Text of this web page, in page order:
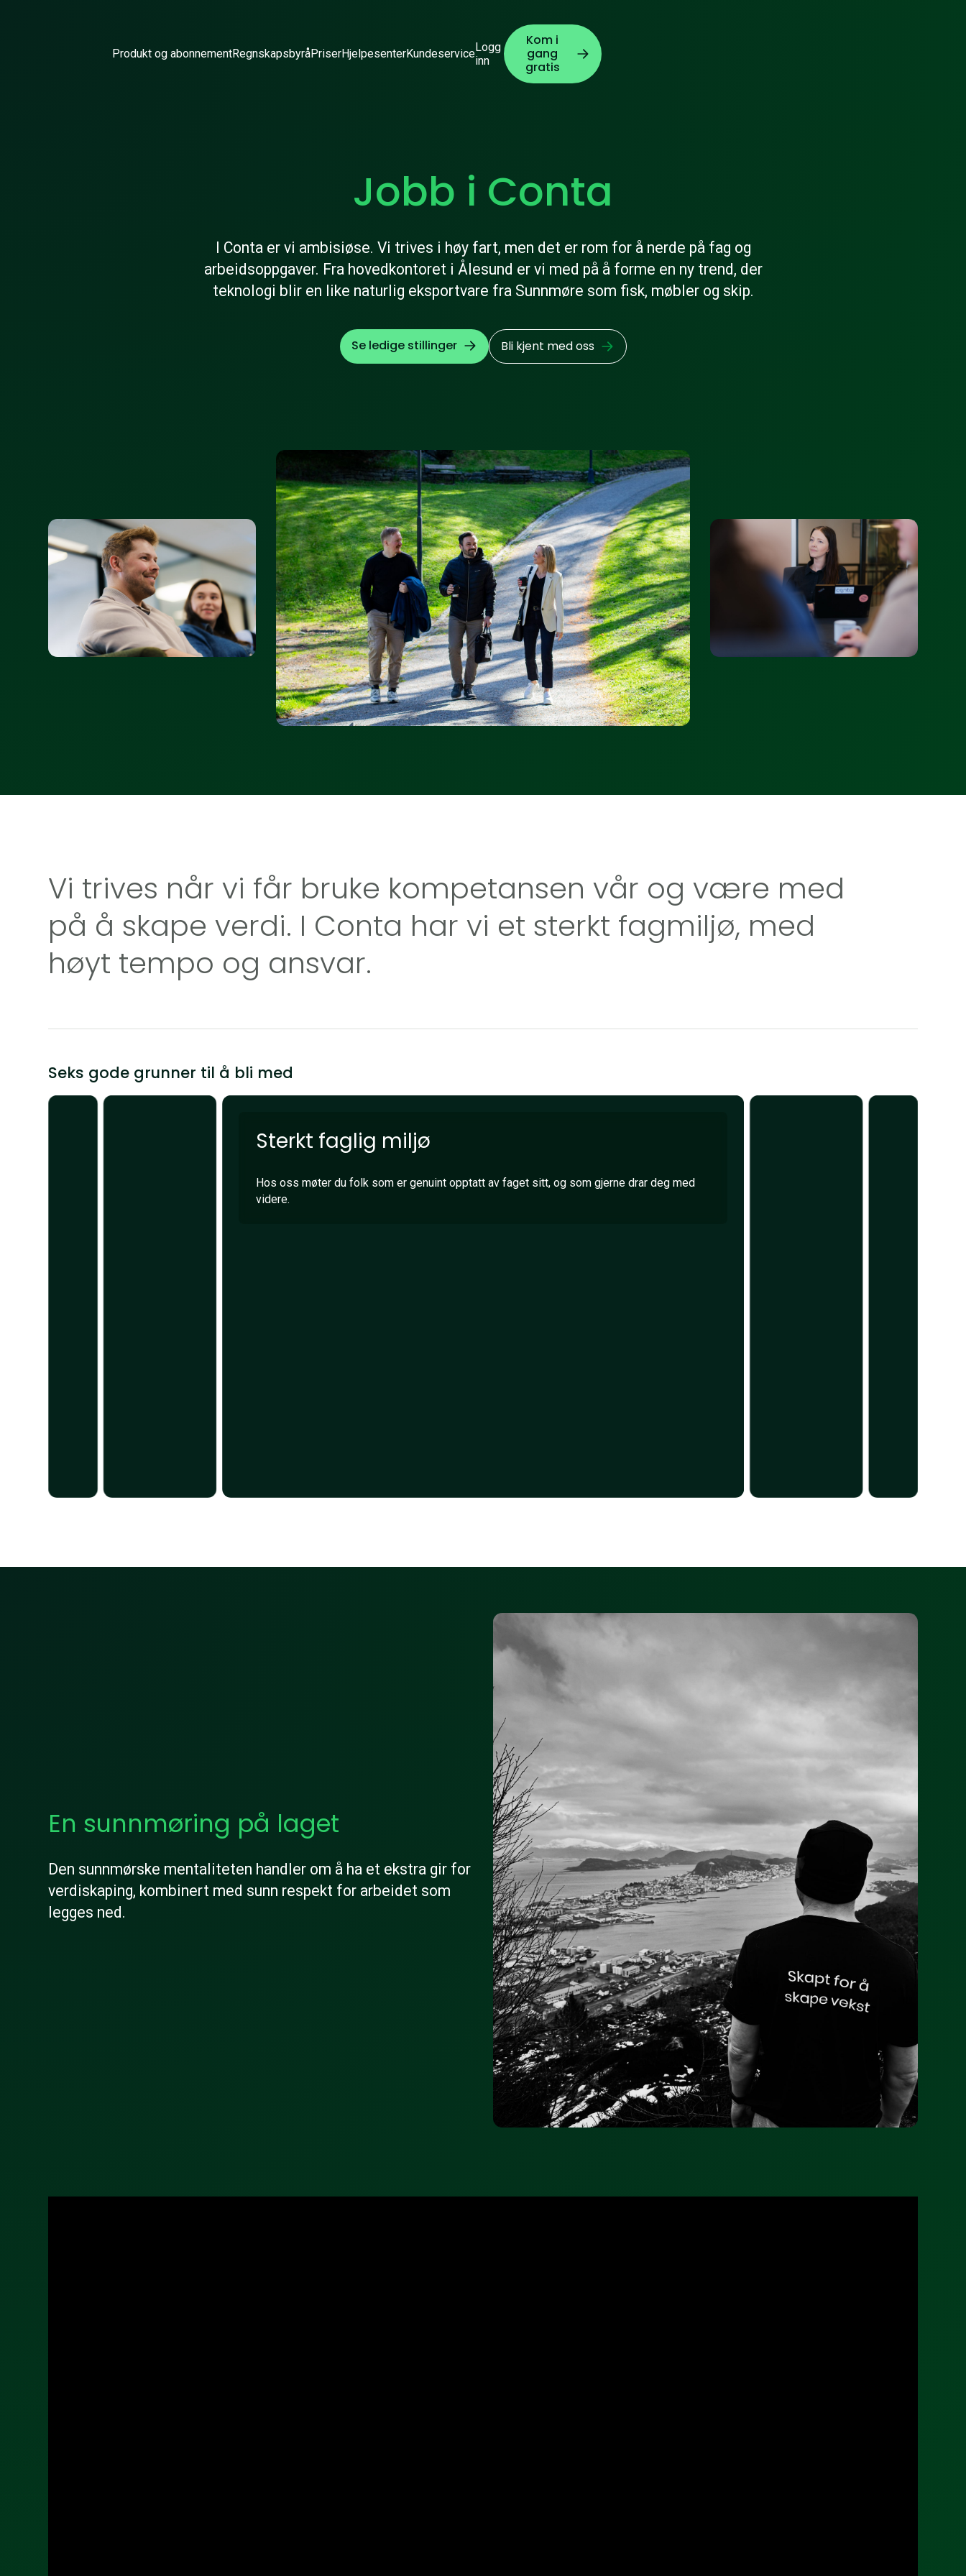
Produkt og abonnementRegnskapsbyråPriserHjelpesenterKundeserviceLogg
inn
Kom i
gang
gratis
Jobb i Conta
I Conta er vi ambisiøse. Vi trives i høy fart, men det er rom for å nerde på fag og
arbeidsoppgaver. Fra hovedkontoret i Ålesund er vi med på å forme en ny trend, der
teknologi blir en like naturlig eksportvare fra Sunnmøre som fisk, møbler og skip.
Se ledige stillinger Bli kjent med oss
Vi trives når vi får bruke kompetansen vår og være med
på å skape verdi. I Conta har vi et sterkt fagmiljø, med
høyt tempo og ansvar.
Seks gode grunner til å bli med
Sterkt faglig miljø
Hos oss møter du folk som er genuint opptatt av faget sitt, og som gjerne drar deg med
videre.
En sunnmøring på laget
Den sunnmørske mentaliteten handler om å ha et ekstra gir for
verdiskaping, kombinert med sunn respekt for arbeidet som
legges ned.